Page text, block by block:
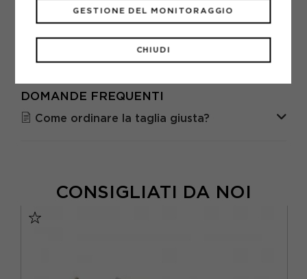
PIÙ INFORMAZIONI
SCHEDA TECNICA
GUIDA ALLE TAGLIE
DOMANDE FREQUENTI
Come ordinare la taglia giusta?
CONSIGLIATI DA NOI
CHIUDI
GESTIONE DEL MONITORAGGIO